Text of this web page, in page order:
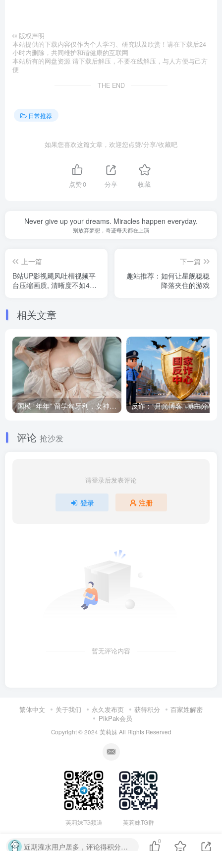
© 版权声明
本站提供的下载内容仅作为个人学习、研究以及欣赏！请在下载后24
小时内删除，共同维护和谐健康的互联网
本站所有的网盘资源 请下载后解压，不要在线解压，与人方便与己方
便
THE END
日常推荐
如果您喜欢这篇文章，欢迎您点赞/分享/收藏吧
点赞0 分享 收藏
Never give up your dreams. Miracles happen everyday.
别放弃梦想，奇迹每天都在上演
上一篇
B站UP影视飓风吐槽视频平
台压缩画质, 清晰度不如4年
下一篇
趣站推荐：如何让星舰稳稳
降落夹住的游戏
相关文章
国模 “年年” 留学匈牙利，女神将要退圈吗？
评论 抢沙发
请登录后发表评论
登录 注册
暂无评论内容
繁体中文 关于我们 永久发布页 获得积分
百家姓解密
PikPak会员
Copyright © 2024 芙莉妹 All Rights Reserved
芙莉妹TG频道 芙莉妹TG群
近期灌水用户居多，评论得积分已取消，禁止恶意灌水评论，否则可能被删除、或封号
0